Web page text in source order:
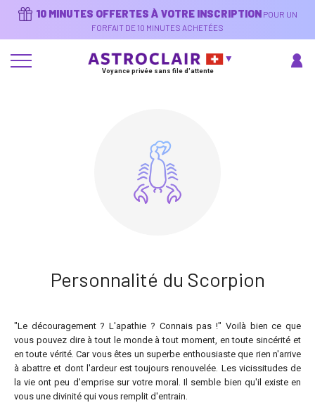
10 MINUTES OFFERTES À VOTRE INSCRIPTION POUR UN
FORFAIT DE 10 MINUTES ACHETÉES
Voyance privée sans file d'attente
Personnalité du Scorpion
"Le découragement ? L'apathie ? Connais pas !" Voilà bien ce que
vous pouvez dire à tout le monde à tout moment, en toute sincérité et
en toute vérité. Car vous êtes un superbe enthousiaste que rien n'arrive
à abattre et dont l'ardeur est toujours renouvelée. Les vicissitudes de
la vie ont peu d'emprise sur votre moral. Il semble bien qu'il existe en
vous une divinité qui vous remplit d'entrain.